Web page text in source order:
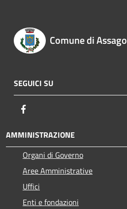
Comune di Assago
SEGUICI SU
AMMINISTRAZIONE
Organi di Governo
Aree Amministrative
Uffici
Enti e fondazioni